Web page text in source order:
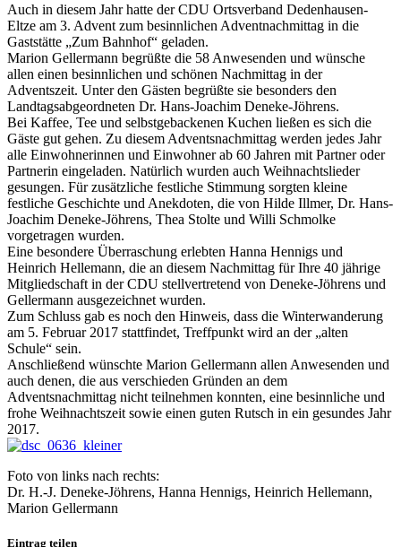
Auch in diesem Jahr hatte der CDU Ortsverband Dedenhausen-
Eltze am 3. Advent zum besinnlichen Adventnachmittag in die
Gaststätte „Zum Bahnhof“ geladen.
Marion Gellermann begrüßte die 58 Anwesenden und wünsche
allen einen besinnlichen und schönen Nachmittag in der
Adventszeit. Unter den Gästen begrüßte sie besonders den
Landtagsabgeordneten Dr. Hans-Joachim Deneke-Jöhrens.
Bei Kaffee, Tee und selbstgebackenen Kuchen ließen es sich die
Gäste gut gehen. Zu diesem Adventsnachmittag werden jedes Jahr
alle Einwohnerinnen und Einwohner ab 60 Jahren mit Partner oder
Partnerin eingeladen. Natürlich wurden auch Weihnachtslieder
gesungen. Für zusätzliche festliche Stimmung sorgten kleine
festliche Geschichte und Anekdoten, die von Hilde Illmer, Dr. Hans-
Joachim Deneke-Jöhrens, Thea Stolte und Willi Schmolke
vorgetragen wurden.
Eine besondere Überraschung erlebten Hanna Hennigs und
Heinrich Hellemann, die an diesem Nachmittag für Ihre 40 jährige
Mitgliedschaft in der CDU stellvertretend von Deneke-Jöhrens und
Gellermann ausgezeichnet wurden.
Zum Schluss gab es noch den Hinweis, dass die Winterwanderung
am 5. Februar 2017 stattfindet, Treffpunkt wird an der „alten
Schule“ sein.
Anschließend wünschte Marion Gellermann allen Anwesenden und
auch denen, die aus verschieden Gründen an dem
Adventsnachmittag nicht teilnehmen konnten, eine besinnliche und
frohe Weihnachtszeit sowie einen guten Rutsch in ein gesundes Jahr
2017.
Foto von links nach rechts:
Dr. H.-J. Deneke-Jöhrens, Hanna Hennigs, Heinrich Hellemann,
Marion Gellermann
Eintrag teilen